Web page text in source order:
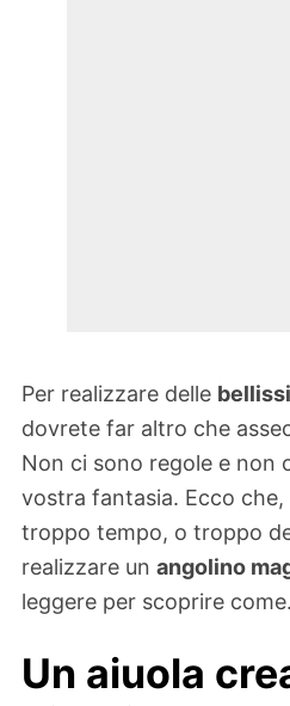
Per realizzare delle
dovrete far altro che
Non ci sono regole e non
vostra fantasia. Ecco
troppo tempo, o troppo
realizzare un angolino
leggere per scoprire come.
Un aiuola